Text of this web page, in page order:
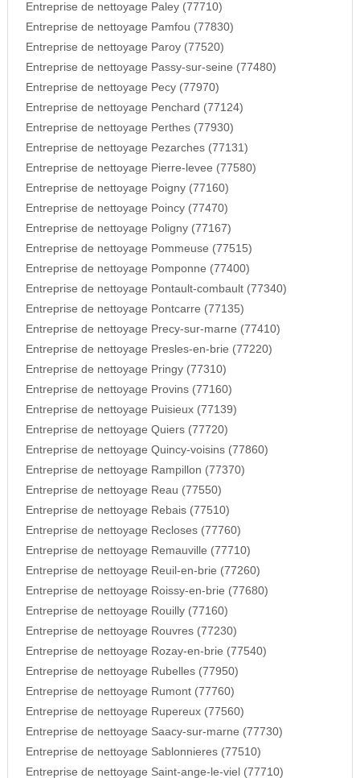
Entreprise de nettoyage Paley (77710)
Entreprise de nettoyage Pamfou (77830)
Entreprise de nettoyage Paroy (77520)
Entreprise de nettoyage Passy-sur-seine (77480)
Entreprise de nettoyage Pecy (77970)
Entreprise de nettoyage Penchard (77124)
Entreprise de nettoyage Perthes (77930)
Entreprise de nettoyage Pezarches (77131)
Entreprise de nettoyage Pierre-levee (77580)
Entreprise de nettoyage Poigny (77160)
Entreprise de nettoyage Poincy (77470)
Entreprise de nettoyage Poligny (77167)
Entreprise de nettoyage Pommeuse (77515)
Entreprise de nettoyage Pomponne (77400)
Entreprise de nettoyage Pontault-combault (77340)
Entreprise de nettoyage Pontcarre (77135)
Entreprise de nettoyage Precy-sur-marne (77410)
Entreprise de nettoyage Presles-en-brie (77220)
Entreprise de nettoyage Pringy (77310)
Entreprise de nettoyage Provins (77160)
Entreprise de nettoyage Puisieux (77139)
Entreprise de nettoyage Quiers (77720)
Entreprise de nettoyage Quincy-voisins (77860)
Entreprise de nettoyage Rampillon (77370)
Entreprise de nettoyage Reau (77550)
Entreprise de nettoyage Rebais (77510)
Entreprise de nettoyage Recloses (77760)
Entreprise de nettoyage Remauville (77710)
Entreprise de nettoyage Reuil-en-brie (77260)
Entreprise de nettoyage Roissy-en-brie (77680)
Entreprise de nettoyage Rouilly (77160)
Entreprise de nettoyage Rouvres (77230)
Entreprise de nettoyage Rozay-en-brie (77540)
Entreprise de nettoyage Rubelles (77950)
Entreprise de nettoyage Rumont (77760)
Entreprise de nettoyage Rupereux (77560)
Entreprise de nettoyage Saacy-sur-marne (77730)
Entreprise de nettoyage Sablonnieres (77510)
Entreprise de nettoyage Saint-ange-le-viel (77710)